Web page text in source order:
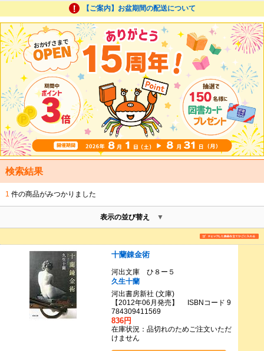
【ご案内】お盆期間の配送について
検索結果
1 件の商品がみつかりました
表示の並び替え
十蘭錬金術
河出文庫 ひ８ー５
久生十蘭
河出書房新社 (文庫)
【2012年06月発売】 ISBNコード 9
784309411569
836円
在庫状況：品切れのためご注文いただ
けません